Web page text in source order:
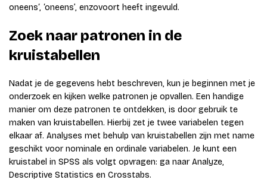
oneens‘, ‘oneens’, enzovoort heeft ingevuld.
Zoek naar patronen in de
kruistabellen
Nadat je de gegevens hebt beschreven, kun je beginnen met je
onderzoek en kijken welke patronen je opvallen. Een handige
manier om deze patronen te ontdekken, is door gebruik te
maken van kruistabellen. Hierbij zet je twee variabelen tegen
elkaar af. Analyses met behulp van kruistabellen zijn met name
geschikt voor nominale en ordinale variabelen. Je kunt een
kruistabel in SPSS als volgt opvragen: ga naar Analyze,
Descriptive Statistics en Crosstabs.